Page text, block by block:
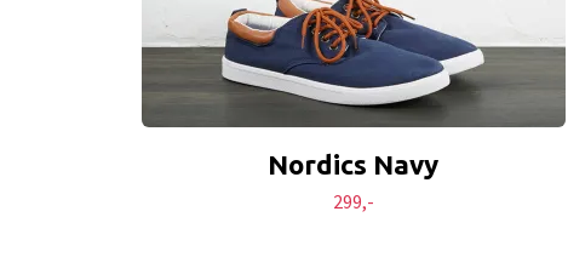
Nordics Navy
299,-